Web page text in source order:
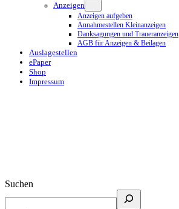
Anzeigen
Anzeigen aufgeben
Annahmestellen Kleinanzeigen
Danksagungen und Traueranzeigen
AGB für Anzeigen & Beilagen
Auslagestellen
ePaper
Shop
Impressum
Suchen